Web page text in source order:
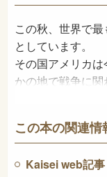
この秋、世界で
としています。
その国アメリカ
かの地で戦争に
ないものもあり
い人々に及んでい
「戦争はよくない
この本の関連情
Kaisei web記事